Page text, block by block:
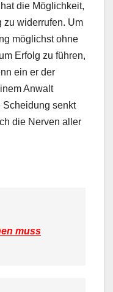
die Möglichkeit,
zu widerrufen. Um
möglichst ohne
Erfolg zu führen,
ein er der
Anwalt
Scheidung senkt
die Nerven aller
muss